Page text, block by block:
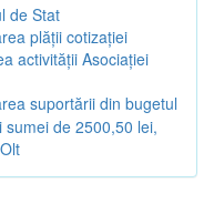
de Stat
plății cotizației
activității Asociației
suportării din bugetul
de 2500,50 lei,